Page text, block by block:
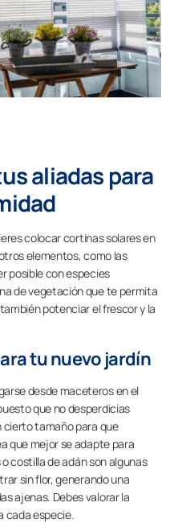
aliadas para
colocar cortinas solares en
elementos, como las
posible con especies
de vegetación que te permita
potenciar el frescor y la
tu nuevo jardín
desde maceteros en el
que no desperdicias
cierto tamaño para que
que mejor se adapte para
costilla de adán son algunas
sin flor, generando una
ajenas. Debes valorar la
cada especie.